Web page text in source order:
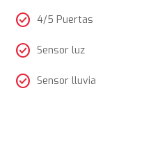
check_circle 4/5 Puertas
check_circle Sensor luz
check_circle Sensor lluvia